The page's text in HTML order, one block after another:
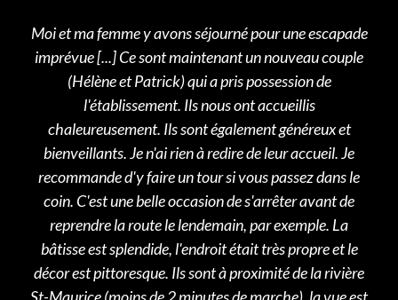
Moi et ma femme y avons séjourné pour une escapade
imprévue [...] Ce sont maintenant un nouveau couple
(Hélène et Patrick) qui a pris possession de
l'établissement. Ils nous ont accueillis
chaleureusement. Ils sont également généreux et
bienveillants. Je n'ai rien à redire de leur accueil. Je
recommande d'y faire un tour si vous passez dans le
coin. C'est une belle occasion de s'arrêter avant de
reprendre la route le lendemain, par exemple. La
bâtisse est splendide, l'endroit était très propre et le
décor est pittoresque. Ils sont à proximité de la rivière